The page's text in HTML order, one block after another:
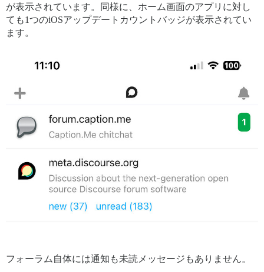
が表示されています。同様に、ホーム画面のアプリに対し
ても1つのiOSアップデートカウントバッジが表示されてい
ます。
フォーラム自体には通知も未読メッセージもありません。